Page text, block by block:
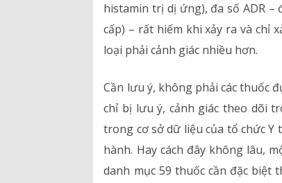
histamin trị dị ứng), đa số ADR
cấp) – rất hiếm khi xảy ra và chỉ
loại phải cảnh giác nhiều hơn.
Cần lưu ý, không phải các thuốc
chỉ bị lưu ý, cảnh giác theo dõi
trong cơ sở dữ liệu của tổ chức
hành. Hay cách đây không lâu,
danh mục 59 thuốc cần đặc